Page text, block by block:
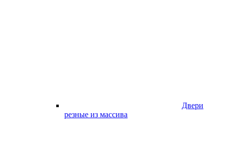
Двери
резные из массива